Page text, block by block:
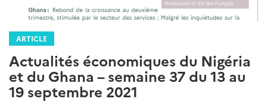
ARTICLE
Actualités économiques du Nigéria
et du Ghana – semaine 37 du 13 au
19 septembre 2021